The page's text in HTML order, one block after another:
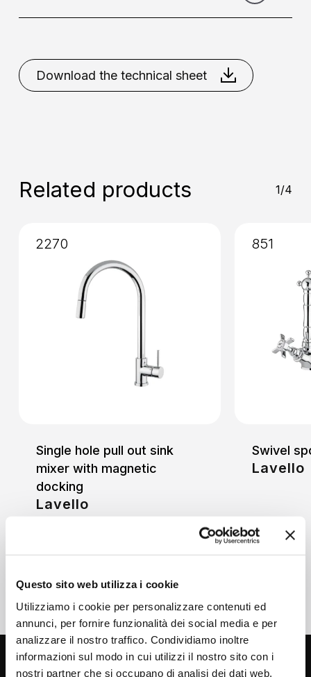
Questo sito web utilizza i cookie
Utilizziamo i cookie per personalizzare contenuti ed
annunci, per fornire funzionalità dei social media e per
analizzare il nostro traffico. Condividiamo inoltre
informazioni sul modo in cui utilizzi il nostro sito con i
nostri partner che si occupano di analisi dei dati web,
Placement: Deck mounted
Bronze Chrome Copper Gold
Chrome
Download the technical sheet
Related products 1/4
Single hole pull out sink
mixer with magnetic
docking
Lavello
2270
Swivel
Lavello
851